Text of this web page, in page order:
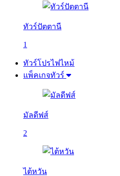
ทัวร์ปัตตานี
1
ทัวร์โปรไฟไหม้
แพ็คเกจทัวร์
มัลดีฟส์
2
ไต้หวัน